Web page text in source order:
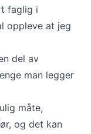
faglig i
oppleve at jeg
del av
man legger
måte,
og det kan